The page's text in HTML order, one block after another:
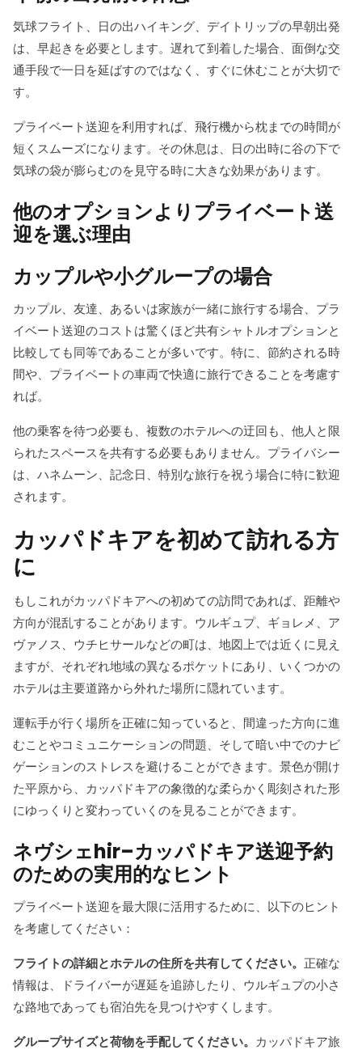
気球フライト、日の出ハイキング、デイトリップの早朝出発
は、早起きを必要とします。遅れて到着した場合、面倒な交
通手段で一日を延ばすのではなく、すぐに休むことが大切で
す。
プライベート送迎を利用すれば、飛行機から枕までの時間が
短くスムーズになります。その休息は、日の出時に谷の下で
気球の袋が膨らむのを見守る時に大きな効果があります。
他のオプションよりプライベート送
迎を選ぶ理由
カップルや小グループの場合
カップル、友達、あるいは家族が一緒に旅行する場合、プラ
イベート送迎のコストは驚くほど共有シャトルオプションと
比較しても同等であることが多いです。特に、節約される時
間や、プライベートの車両で快適に旅行できることを考慮す
れば。
他の乗客を待つ必要も、複数のホテルへの迂回も、他人と限
られたスペースを共有する必要もありません。プライバシー
は、ハネムーン、記念日、特別な旅行を祝う場合に特に歓迎
されます。
カッパドキアを初めて訪れる方
に
もしこれがカッパドキアへの初めての訪問であれば、距離や
方向が混乱することがあります。ウルギュプ、ギョレメ、ア
ヴァノス、ウチヒサールなどの町は、地図上では近くに見え
ますが、それぞれ地域の異なるポケットにあり、いくつかの
ホテルは主要道路から外れた場所に隠れています。
運転手が行く場所を正確に知っていると、間違った方向に進
むことやコミュニケーションの問題、そして暗い中でのナビ
ゲーションのストレスを避けることができます。景色が開け
た平原から、カッパドキアの象徴的な柔らかく彫刻された形
にゆっくりと変わっていくのを見ることができます。
ネヴシェhir–カッパドキア送迎予約
のための実用的なヒント
プライベート送迎を最大限に活用するために、以下のヒント
を考慮してください：
フライトの詳細とホテルの住所を共有してください。 正確な
情報は、ドライバーが遅延を追跡したり、ウルギュプの小さ
な路地であっても宿泊先を見つけやすくします。
グループサイズと荷物を手配してください。 カッパドキア旅